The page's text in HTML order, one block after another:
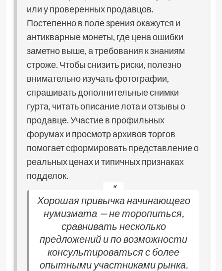
или у проверенных продавцов.
Постепенно в поле зрения окажутся и
антикварные монеты, где цена ошибки
заметно выше, а требования к знаниям
строже. Чтобы снизить риски, полезно
внимательно изучать фотографии,
спрашивать дополнительные снимки
гурта, читать описание лота и отзывы о
продавце. Участие в профильных
форумах и просмотр архивов торгов
помогает сформировать представление о
реальных ценах и типичных признаках
подделок.
Хорошая привычка начинающего
нумизмата — не торопиться,
сравнивать несколько
предложений и по возможности
консультироваться с более
опытными участниками рынка.